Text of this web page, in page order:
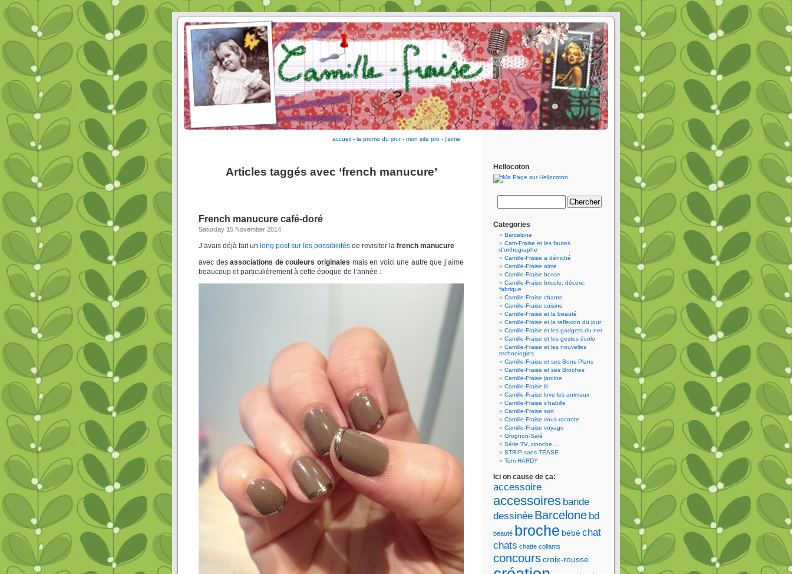
accueil- la promo du jour- mon site pro- j'aime
Articles taggés avec ‘french manucure’
French manucure café-doré
Saturday 15 November 2014
J’avais déjà fait un long post sur les possibilités de revisiter la french manucure
avec desassociations de couleurs originales mais en voici une autre que j’aime
beaucoup et particulièrement à cette époque de l’année :
Hellocoton
Categories
Barcelone
Cam-Fraise et les fautes
d'orthographe
Camille-Fraise a déniché
Camille-Fraise aime
Camille-Fraise bosse
Camille-Fraise bricole, décore,
fabrique
Camille-Fraise chante
Camille-Fraise cuisine
Camille-Fraise et la beauté
Camille-Fraise et la reflexion du jour
Camille-Fraise et les gadgets du net
Camille-Fraise et les gestes écolo
Camille-Fraise et les nouvelles
technologies
Camille-Fraise et ses Bons Plans
Camille-Fraise et ses Broches
Camille-Fraise jardine
Camille-Fraise lit
Camille-Fraise love les animaux
Camille-Fraise s'habille
Camille-Fraise sort
Camille-Fraise vous raconte
Camille-Fraise voyage
Grognon-Salé
Série TV, cinoche…
STRIP sans TEASE
Tom HARDY
Ici on cause de ça:
accessoire
accessoires bande
dessinée Barcelone bd
beauté broche bébéchat
chats chatte collants
concourscroix-rousse